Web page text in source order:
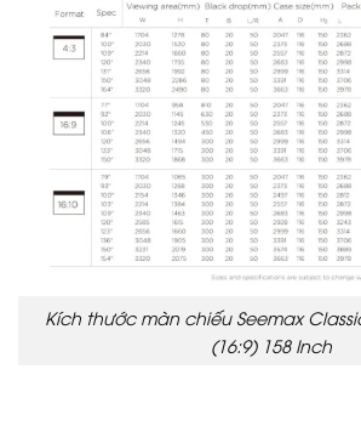
Kích thước màn chiếu Seemax
(16:9) 158 Inch